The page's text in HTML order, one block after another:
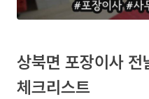
상북면 포장이사
체크리스트